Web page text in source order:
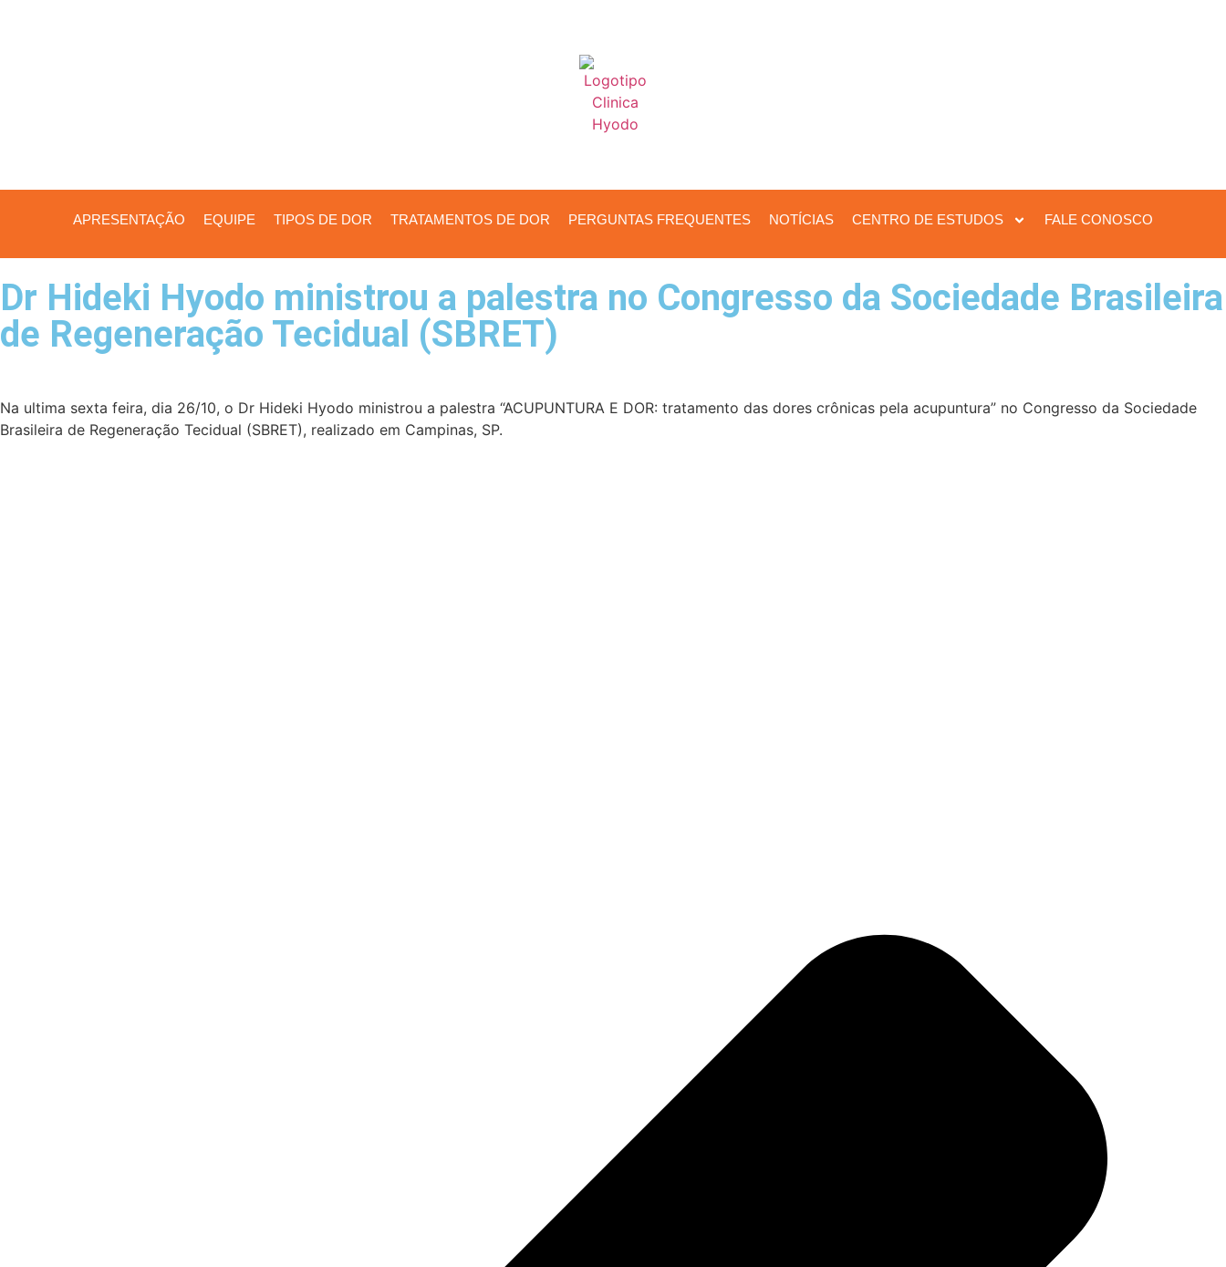
APRESENTAÇÃO EQUIPE TIPOS DE DOR TRATAMENTOS DE DOR PERGUNTAS FREQUENTES NOTÍCIAS CENTRO DE ESTUDOS FALE CONOSCO
Dr Hideki Hyodo ministrou a palestra no Congresso da Sociedade Brasileira
de Regeneração Tecidual (SBRET)
Na ultima sexta feira, dia 26/10, o Dr Hideki Hyodo ministrou a palestra “ACUPUNTURA E DOR: tratamento das dores crônicas pela acupuntura” no Congresso da Sociedade
Brasileira de Regeneração Tecidual (SBRET), realizado em Campinas, SP.